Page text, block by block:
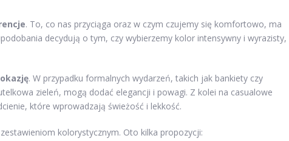
. To, co nas przyciąga oraz w czym czujemy się komfortowo, ma
decydują o tym, czy wybierzemy kolor intensywny i wyrazisty,
okazję. W przypadku formalnych wydarzeń, takich jak bankiety czy
zieleń, mogą dodać elegancji i powagi. Z kolei na casualowe
które wprowadzają świeżość i lekkość.
kolorystycznym. Oto kilka propozycji: